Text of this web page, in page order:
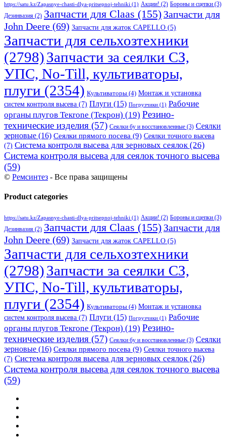
https://satu.kz/Zapasnye-chasti-dlya-pritsepnoj-tehniki (1) Акции! (2) Бороны и сцепки (3)
Дезинвазия (2) Запчасти для Claas (155) Запчасти для
John Deere (69) Запчасти для жаток CAPELLO (5)
Запчасти для сельхозтехники
(2798)Запчасти за сеялки СЗ,
УПС, No-Till, культиваторы,
плуги (2354) Культиваторы (4) Монтаж и установка
систем контроля высева (7) Плуги (15) Погрузчики (1) Рабочие
органы плугов Текrоne (Текрон) (19) Резино-
технические изделия (57) Сеялки бу и восстановленные (3) Сеялки
зерновые (16) Сеялки прямого посева (9) Сеялки точного высева
(7) Система контроля высева для зерновых сеялок(26)
Система контроля высева для сеялок точного высева
(59)
© Ремсинтез - Все права защищены
Product categories
https://satu.kz/Zapasnye-chasti-dlya-pritsepnoj-tehniki (1) Акции! (2) Бороны и сцепки (3)
Дезинвазия (2) Запчасти для Claas (155) Запчасти для
John Deere (69) Запчасти для жаток CAPELLO (5)
Запчасти для сельхозтехники
(2798)Запчасти за сеялки СЗ,
УПС, No-Till, культиваторы,
плуги (2354) Культиваторы (4) Монтаж и установка
систем контроля высева (7) Плуги (15) Погрузчики (1) Рабочие
органы плугов Текrоne (Текрон) (19) Резино-
технические изделия (57) Сеялки бу и восстановленные (3) Сеялки
зерновые (16) Сеялки прямого посева (9) Сеялки точного высева
(7) Система контроля высева для зерновых сеялок (26)
Система контроля высева для сеялок точного высева
(59)